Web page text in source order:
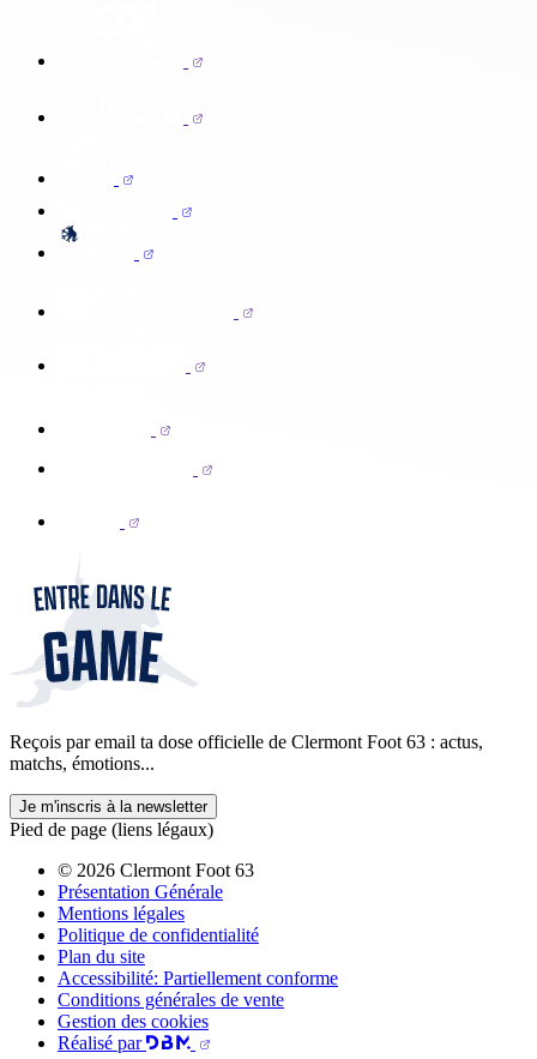
Reçois par email ta dose officielle de Clermont Foot 63 : actus,
matchs, émotions...
Je m'inscris à la newsletter
Pied de page (liens légaux)
© 2026 Clermont Foot 63
Présentation Générale
Mentions légales
Politique de confidentialité
Plan du site
Accessibilité: Partiellement conforme
Conditions générales de vente
Gestion des cookies
Réalisé par